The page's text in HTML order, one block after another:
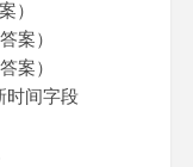
）
案）
案）
时间字段